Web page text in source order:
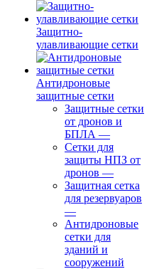
Защитно-
улавливающие сетки
Антидроновые
защитные сетки
Защитные сетки
от дронов и
БПЛА —
Сетки для
защиты НПЗ от
дронов —
Защитная сетка
для резервуаров
—
Антидроновые
сетки для
зданий и
сооружений